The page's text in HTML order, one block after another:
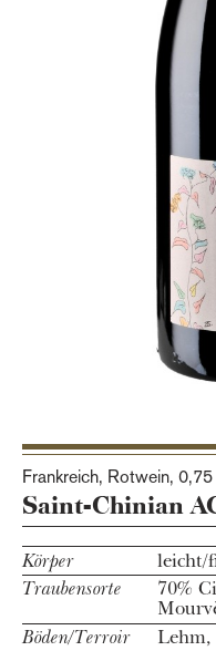
Frankreich, Rotwein, 0,75
Saint-Chinian
Körper
leicht/
Traubensorte
70%
Böden/Terroir